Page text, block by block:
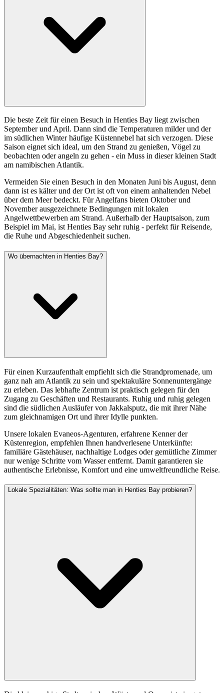
Die beste Zeit für einen Besuch in Henties Bay liegt zwischen
September und April. Dann sind die Temperaturen milder und der
im südlichen Winter häufige Küstennebel hat sich verzogen. Diese
Saison eignet sich ideal, um den Strand zu genießen, Vögel zu
beobachten oder angeln zu gehen - ein Muss in dieser kleinen Stadt
am namibischen Atlantik.
Vermeiden Sie einen Besuch in den Monaten Juni bis August, denn
dann ist es kälter und der Ort ist oft von einem anhaltenden Nebel
über dem Meer bedeckt. Für Angelfans bieten Oktober und
November ausgezeichnete Bedingungen mit lokalen
Angelwettbewerben am Strand. Außerhalb der Hauptsaison, zum
Beispiel im Mai, ist Henties Bay sehr ruhig - perfekt für Reisende,
die Ruhe und Abgeschiedenheit suchen.
Wo übernachten in Henties Bay?
Für einen Kurzaufenthalt empfiehlt sich die Strandpromenade, um
ganz nah am Atlantik zu sein und spektakuläre Sonnenuntergänge
zu erleben. Das lebhafte Zentrum ist praktisch gelegen für den
Zugang zu Geschäften und Restaurants. Ruhig und ruhig gelegen
sind die südlichen Ausläufer von Jakkalsputz, die mit ihrer Nähe
zum gleichnamigen Ort und ihrer Idylle punkten.
Unsere lokalen Evaneos-Agenturen, erfahrene Kenner der
Küstenregion, empfehlen Ihnen handverlesene Unterkünfte:
familiäre Gästehäuser, nachhaltige Lodges oder gemütliche Zimmer
nur wenige Schritte vom Wasser entfernt. Damit garantieren sie
authentische Erlebnisse, Komfort und eine umweltfreundliche Reise.
Lokale Spezialitäten: Was sollte man in Henties Bay probieren?